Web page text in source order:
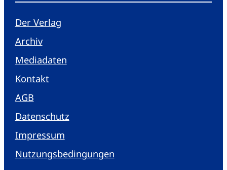
Der Verlag
Archiv
Mediadaten
Kontakt
AGB
Datenschutz
Impressum
Nutzungsbedingungen